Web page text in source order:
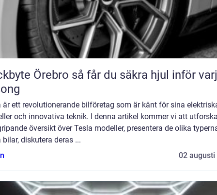
så får du säkra hjul inför varje
är ett revolutionerande bilföretag som är känt för sina
och innovativa teknik. I denna artikel kommer vi att
översikt över Tesla modeller, presentera de olika
bilar, diskutera deras ...
02 augusti